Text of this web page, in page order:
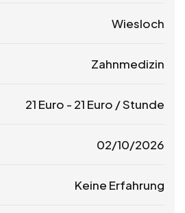
Wiesloch
Zahnmedizin
21 Euro - 21 Euro / Stunde
02/10/2026
Keine Erfahrung